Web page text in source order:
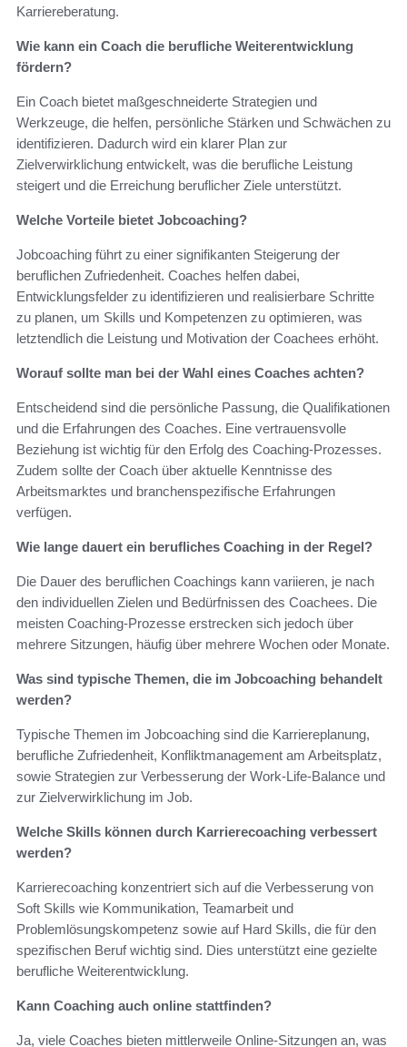
Karriereberatung.
Wie kann ein Coach die berufliche Weiterentwicklung
fördern?
Ein Coach bietet maßgeschneiderte Strategien und
Werkzeuge, die helfen, persönliche Stärken und Schwächen zu
identifizieren. Dadurch wird ein klarer Plan zur
Zielverwirklichung entwickelt, was die berufliche Leistung
steigert und die Erreichung beruflicher Ziele unterstützt.
Welche Vorteile bietet Jobcoaching?
Jobcoaching führt zu einer signifikanten Steigerung der
beruflichen Zufriedenheit. Coaches helfen dabei,
Entwicklungsfelder zu identifizieren und realisierbare Schritte
zu planen, um Skills und Kompetenzen zu optimieren, was
letztendlich die Leistung und Motivation der Coachees erhöht.
Worauf sollte man bei der Wahl eines Coaches achten?
Entscheidend sind die persönliche Passung, die Qualifikationen
und die Erfahrungen des Coaches. Eine vertrauensvolle
Beziehung ist wichtig für den Erfolg des Coaching-Prozesses.
Zudem sollte der Coach über aktuelle Kenntnisse des
Arbeitsmarktes und branchenspezifische Erfahrungen
verfügen.
Wie lange dauert ein berufliches Coaching in der Regel?
Die Dauer des beruflichen Coachings kann variieren, je nach
den individuellen Zielen und Bedürfnissen des Coachees. Die
meisten Coaching-Prozesse erstrecken sich jedoch über
mehrere Sitzungen, häufig über mehrere Wochen oder Monate.
Was sind typische Themen, die im Jobcoaching behandelt
werden?
Typische Themen im Jobcoaching sind die Karriereplanung,
berufliche Zufriedenheit, Konfliktmanagement am Arbeitsplatz,
sowie Strategien zur Verbesserung der Work-Life-Balance und
zur Zielverwirklichung im Job.
Welche Skills können durch Karrierecoaching verbessert
werden?
Karrierecoaching konzentriert sich auf die Verbesserung von
Soft Skills wie Kommunikation, Teamarbeit und
Problemlösungskompetenz sowie auf Hard Skills, die für den
spezifischen Beruf wichtig sind. Dies unterstützt eine gezielte
berufliche Weiterentwicklung.
Kann Coaching auch online stattfinden?
Ja, viele Coaches bieten mittlerweile Online-Sitzungen an, was